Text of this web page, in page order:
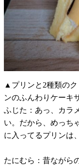
▲プリンと2種類の
ンのふんわりケーキ
ふじた：あっ、カラ
い。だから、めっち
に入ってるプリンは
たにむら：昔ながら